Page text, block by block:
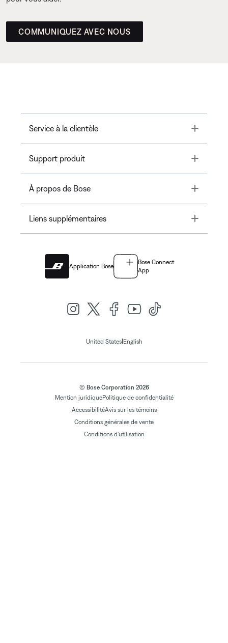
COMMUNIQUEZ AVEC NOUS
Service à la clientèle Toggle
Support produit Toggle
À propos de Bose Toggle
Liens supplémentaires Toggle
Application Bose
Bose Connect
App
United States| English
© Bose Corporation 2026
Mention juridiquePolitique de confidentialité
AccessibilitéAvis sur les témoins
Conditions générales de vente
Conditions d'utilisation